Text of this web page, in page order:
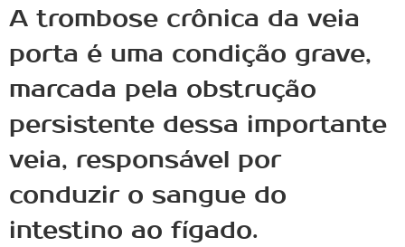
A trombose crônica da veia
porta é uma condição grave,
marcada pela obstrução
persistente dessa importante
veia, responsável por
conduzir o sangue do
intestino ao fígado.